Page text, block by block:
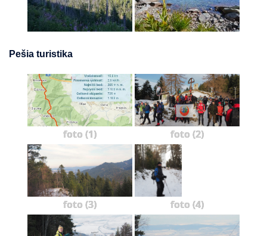
Pešia turistika
foto (1) foto (2)
foto (3) foto (4)